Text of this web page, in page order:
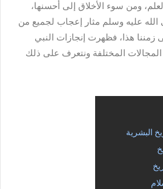
ومن سوء الأخلاق إلى أحسنها،
عليه وسلم مثار إعجاب لجميع من
هذا، فظهرت إنجازات النبي
المختلفة ونتعرف على ذلك